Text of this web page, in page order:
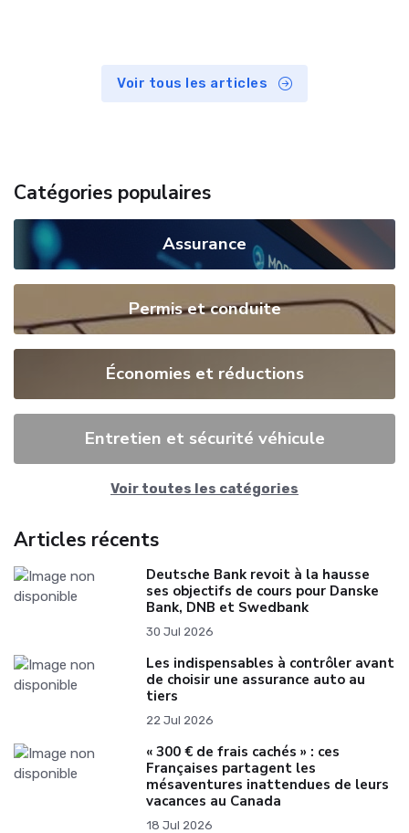
Voir tous les articles
Catégories populaires
Assurance
Permis et conduite
Économies et réductions
Entretien et sécurité véhicule
Voir toutes les catégories
Articles récents
Deutsche Bank revoit à la hausse
ses objectifs de cours pour Danske
Bank, DNB et Swedbank
30 Jul 2026
Les indispensables à contrôler avant
de choisir une assurance auto au
tiers
22 Jul 2026
« 300 € de frais cachés » : ces
Françaises partagent les
mésaventures inattendues de leurs
vacances au Canada
18 Jul 2026